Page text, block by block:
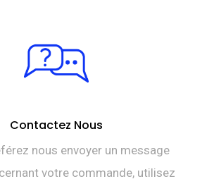
Contactez Nous
nous envoyer un message
votre commande, utilisez